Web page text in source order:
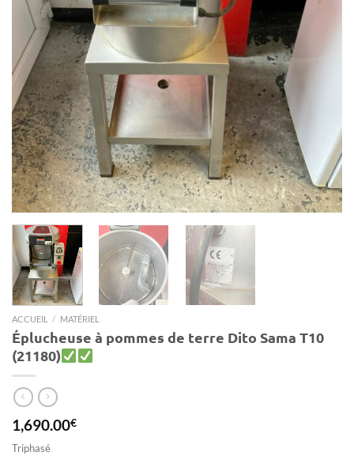
ACCUEIL / MATÉRIEL
Éplucheuse à pommes de terre Dito Sama T10
(21180)
1,690.00€
Triphasé